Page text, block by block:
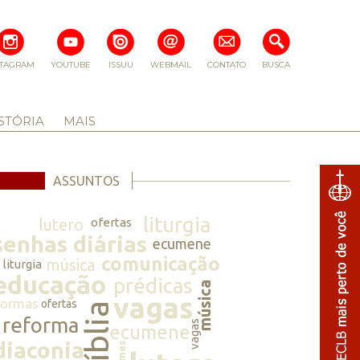
BUSCA
CONTATO
WEBMAIL
ISSUU
YOUTUBE
MAIS
ASSUNTOS
lutero ofertas liturgia
diárias ecumene
liturgia música comunicação
prédicasmúsica
ofertasbíbliavagas
reforma ecumenevagas